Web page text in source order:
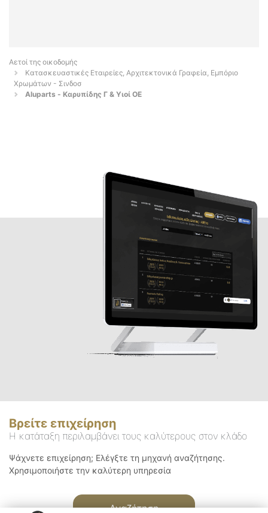
Αετοί της οικοδομής
Κατασκευαστικές Εταιρείες, Αρχιτεκτονικά Γραφεία, Εμπόριο
Χρωμάτων - Σινδοσ
Aluparts - Καρυπίδης Γ & Υιοί ΟΕ
Βρείτε επιχείρηση
Η κατάταξη περιλαμβάνει τους καλύτερους στον κλάδο
Ψάχνετε επιχείρηση; Ελέγξτε τη μηχανή αναζήτησης.
Χρησιμοποιήστε την καλύτερη υπηρεσία
Αναζήτηση